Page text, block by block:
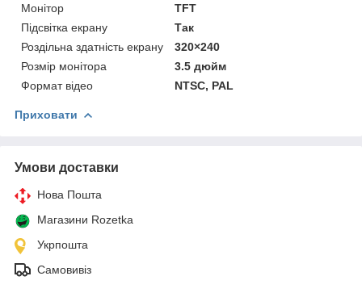
Монітор
TFT
Підсвітка екрану
Так
Роздільна здатність екрану
320×240
Розмір монітора
3.5 дюйм
Формат відео
NTSC, PAL
Приховати
Умови доставки
Нова Пошта
Магазини Rozetka
Укрпошта
Самовивіз